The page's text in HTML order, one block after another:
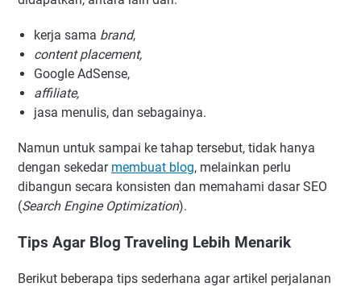
kerja sama brand,
content placement,
Google AdSense,
affiliate,
jasa menulis, dan sebagainya.
Namun untuk sampai ke tahap tersebut, tidak hanya
dengan sekedar membuat blog, melainkan perlu
dibangun secara konsisten dan memahami dasar SEO
(Search Engine Optimization).
Tips Agar Blog Traveling Lebih Menarik
Berikut beberapa tips sederhana agar artikel perjalanan